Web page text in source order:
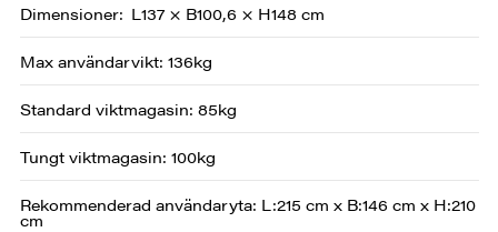
Dimensioner L137 × B100,6 × H148 cm
Max användarvikt: 136kg
Standard viktmagasin: 85kg
Tungt viktmagasin: 100kg
Rekommenderad användaryta: L:215 cm x B:146 cm x H:210
cm